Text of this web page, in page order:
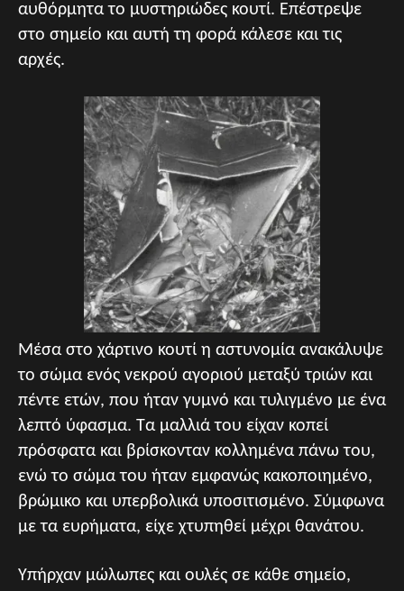
αυθόρμητα το μυστηριώδες κουτί. Επέστρεψε
στο σημείο και αυτή τη φορά κάλεσε και τις
αρχές.
Μέσα στο χάρτινο κουτί η αστυνομία ανακάλυψε
το σώμα ενός νεκρού αγοριού μεταξύ τριών και
πέντε ετών, που ήταν γυμνό και τυλιγμένο με ένα
λεπτό ύφασμα. Τα μαλλιά του είχαν κοπεί
πρόσφατα και βρίσκονταν κολλημένα πάνω του,
ενώ το σώμα του ήταν εμφανώς κακοποιημένο,
βρώμικο και υπερβολικά υποσιτισμένο. Σύμφωνα
με τα ευρήματα, είχε χτυπηθεί μέχρι θανάτου.
Υπήρχαν μώλωπες και ουλές σε κάθε σημείο,